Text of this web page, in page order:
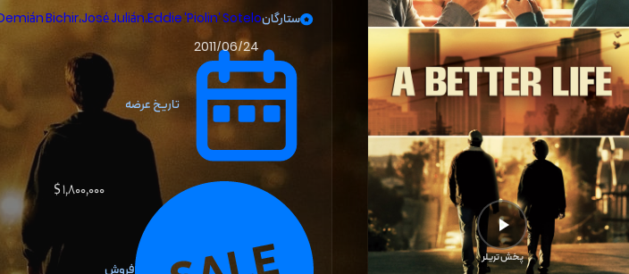
پخش تریلر
ستارگان Bichir،José Julián،Eddie 'Piolin' Sotelo
تاریخ عرضه
2011/06/24
فروش
۱٬۸۰۰٬۰۰۰ $